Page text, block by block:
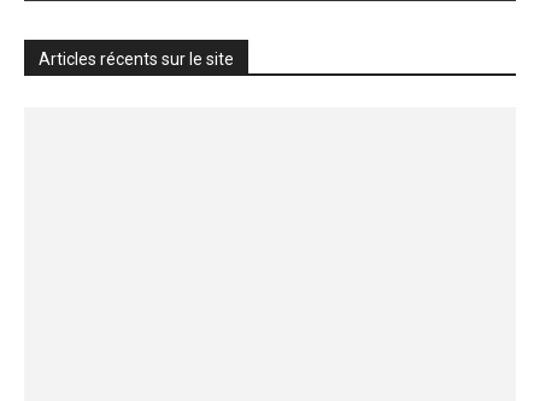
Articles récents sur le site